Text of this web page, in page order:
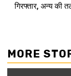
गिरफ्तार, अन्य की
MORE